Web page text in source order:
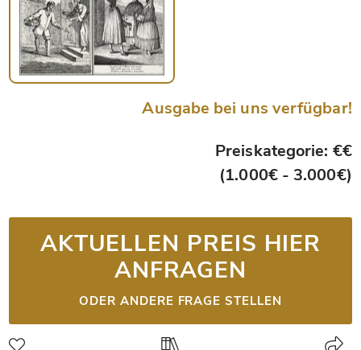
Ausgabe bei uns verfügbar!
Preiskategorie: €€
(1.000€ - 3.000€)
AKTUELLEN PREIS HIER
ANFRAGEN
ODER ANDERE FRAGE STELLEN